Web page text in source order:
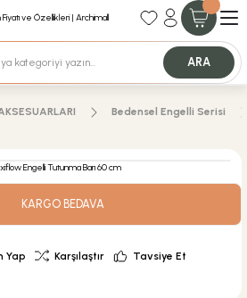
35+ Yıllık Tecrübe
Fiyatlar için Bizden Teklif Alabilirsiniz.
ARA
Bedensel Engelli Serisi
KARGO BEDAVA
Yap Karşılaştır
Tavsiye Et